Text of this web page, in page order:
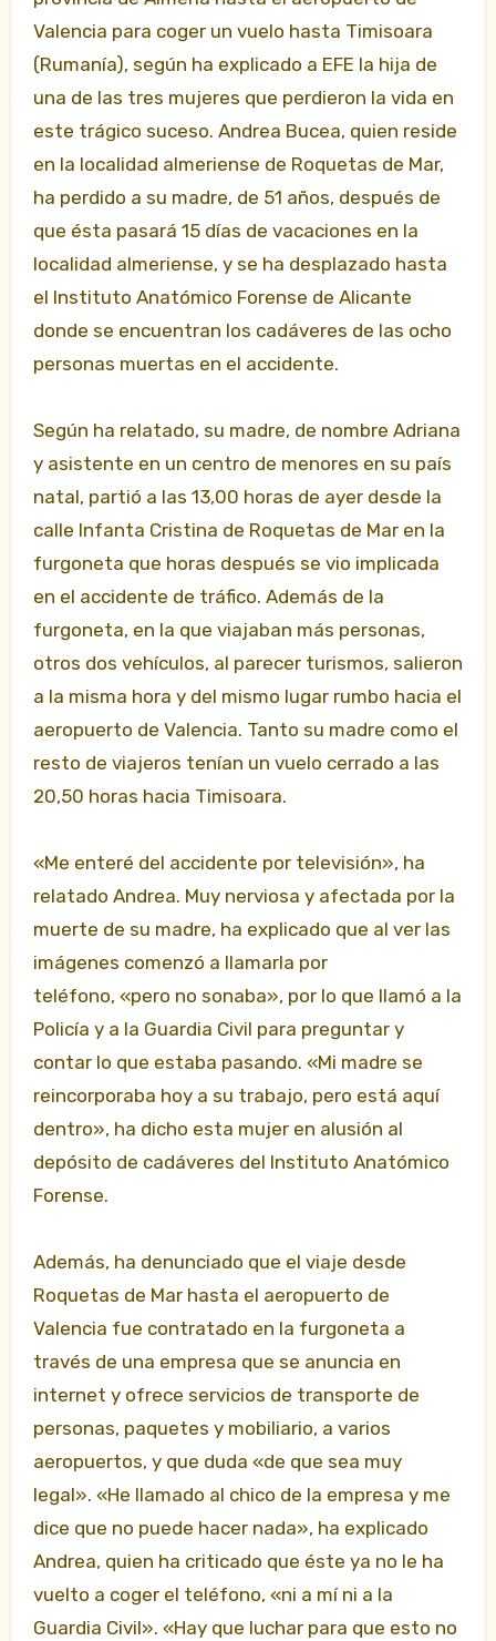
Valencia para coger un vuelo hasta Timisoara
(Rumanía), según ha explicado a EFE la hija de
una de las tres mujeres que perdieron la vida en
este trágico suceso. Andrea Bucea, quien reside
en la localidad almeriense de Roquetas de Mar,
ha perdido a su madre, de 51 años, después de
que ésta pasará 15 días de vacaciones en la
localidad almeriense, y se ha desplazado hasta
el Instituto Anatómico Forense de Alicante
donde se encuentran los cadáveres de las ocho
personas muertas en el accidente.
Según ha relatado, su madre, de nombre Adriana
y asistente en un centro de menores en su país
natal, partió a las 13,00 horas de ayer desde la
calle Infanta Cristina de Roquetas de Mar en la
furgoneta que horas después se vio implicada
en el accidente de tráfico. Además de la
furgoneta, en la que viajaban más personas,
otros dos vehículos, al parecer turismos, salieron
a la misma hora y del mismo lugar rumbo hacia el
aeropuerto de Valencia. Tanto su madre como el
resto de viajeros tenían un vuelo cerrado a las
20,50 horas hacia Timisoara.
«Me enteré del accidente por televisión», ha
relatado Andrea. Muy nerviosa y afectada por la
muerte de su madre, ha explicado que al ver las
imágenes comenzó a llamarla por
teléfono, «pero no sonaba», por lo que llamó a la
Policía y a la Guardia Civil para preguntar y
contar lo que estaba pasando. «Mi madre se
reincorporaba hoy a su trabajo, pero está aquí
dentro», ha dicho esta mujer en alusión al
depósito de cadáveres del Instituto Anatómico
Forense.
Además, ha denunciado que el viaje desde
Roquetas de Mar hasta el aeropuerto de
Valencia fue contratado en la furgoneta a
través de una empresa que se anuncia en
internet y ofrece servicios de transporte de
personas, paquetes y mobiliario, a varios
aeropuertos, y que duda «de que sea muy
legal». «He llamado al chico de la empresa y me
dice que no puede hacer nada», ha explicado
Andrea, quien ha criticado que éste ya no le ha
vuelto a coger el teléfono, «ni a mí ni a la
Guardia Civil». «Hay que luchar para que esto no